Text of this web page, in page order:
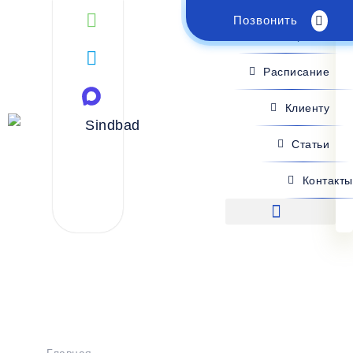
Позвонить
Поиск рейса
Расписание
Клиенту
Статьи
Контакты